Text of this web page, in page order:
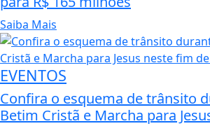
Saiba Mais
EVENTOS
Confira o esquema de trânsito
Betim Cristã e Marcha para